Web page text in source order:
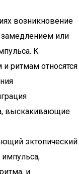
возникновение
замедлением или
К
ритмам относятся
выскакивающие
эктопический
и